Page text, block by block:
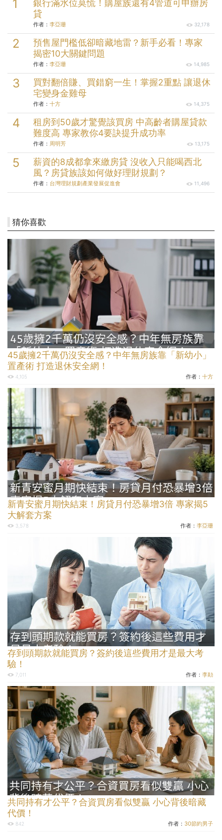
銀行滿水位莫慌！購屋族還有4管道可申辦房
貸
作者： 李亞珊 32,178
預售屋門檻低卻暗藏地雷？新手必看！專家
揭密10大關鍵問題
作者： 李亞珊 14,985
買對翻倍賺、買錯窮一生！掌握2重點 讓退休
宅變身金雞母
作者： 十方 14,375
租房到50歲才驚覺該買房 中高齡者購屋貸款
難度高 專家教你4要訣提升成功率
作者： 周明芳 13,175
薪資的8成都拿來繳房貸 沒收入只能喝西北
風？房貸族該如何做好理財規劃？
作者： 台灣理財規劃產業發展促進會 11,496
猜你喜歡
45歲擁2千萬仍沒安全感？中年無房族靠「新幼小」
置產術 打造退休安全網！
4,105 作者： 十方
新青安蜜月期快結束！房貸月付恐暴增3倍 專家揭5
大解套方案
3,578 作者： 李亞珊
存到頭期款就能買房？簽約後這些費用才是最大考
驗！
7,011 作者： 李勛
共同持有才公平？合資買房看似雙贏 小心背後暗藏
代價！
842 作者： 30節約男子